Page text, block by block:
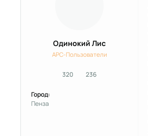
Одинокий Лис
APC-Пользователи
320сообщения
236Репутация
Город:
Пенза